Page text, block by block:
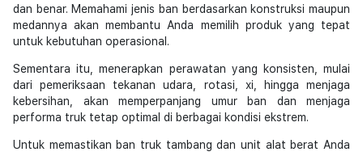
dan benar. Memahami jenis ban berdasarkan konstruksi maupun
medannya akan membantu Anda memilih produk yang tepat
untuk kebutuhan operasional.
Sementara itu, menerapkan perawatan yang konsisten, mulai
dari pemeriksaan tekanan udara, rotasi, xi, hingga menjaga
kebersihan, akan memperpanjang umur ban dan menjaga
performa truk tetap optimal di berbagai kondisi ekstrem.
Untuk memastikan ban truk tambang dan unit alat berat Anda